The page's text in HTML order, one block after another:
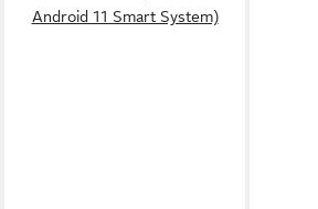
Android 11 Smart System)